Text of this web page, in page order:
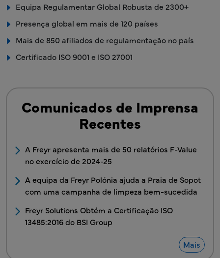
Equipa Regulamentar Global Robusta de 2300+
Presença global em mais de 120 países
Mais de 850 afiliados de regulamentação no país
Certificado ISO 9001 e ISO 27001
Comunicados de Imprensa
Recentes
A Freyr apresenta mais de 50 relatórios F-Value
no exercício de 2024-25
A equipa da Freyr Polónia ajuda a Praia de Sopot
com uma campanha de limpeza bem-sucedida
Freyr Solutions Obtém a Certificação ISO
13485:2016 do BSI Group
Mais